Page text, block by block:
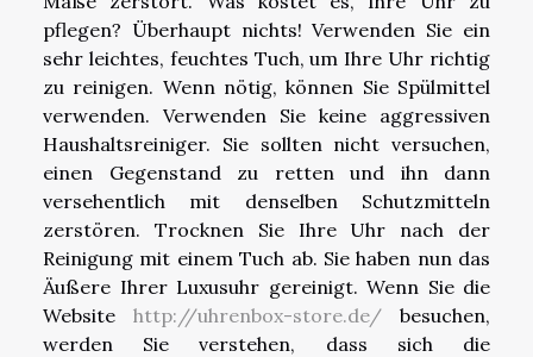
pflegen? Überhaupt nichts! Verwenden Sie ein
sehr leichtes, feuchtes Tuch, um Ihre Uhr richtig
zu reinigen. Wenn nötig, können Sie Spülmittel
verwenden. Verwenden Sie keine aggressiven
Haushaltsreiniger. Sie sollten nicht versuchen,
einen Gegenstand zu retten und ihn dann
versehentlich mit denselben Schutzmitteln
zerstören. Trocknen Sie Ihre Uhr nach der
Reinigung mit einem Tuch ab. Sie haben nun das
Äußere Ihrer Luxusuhr gereinigt. Wenn Sie die
Website http://uhrenbox-store.de/ besuchen,
werden Sie verstehen, dass sich die